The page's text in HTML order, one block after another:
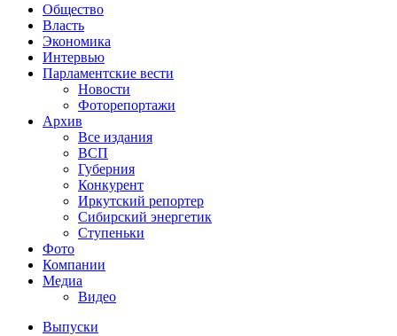
Общество
Власть
Экономика
Интервью
Парламентские вести
Новости
Фоторепортажи
Архив
Все издания
ВСП
Губерния
Конкурент
Иркутский репортер
Сибирский энергетик
Ступеньки
Фото
Компании
Медиа
Видео
Выпуски